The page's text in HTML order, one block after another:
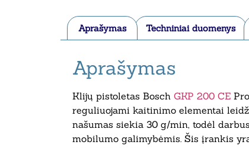
Aprašymas Techniniai duomenys
Aprašymas
Klijų pistoletas Bosch GKP 200 CE
reguliuojami kaitinimo elementai
našumas siekia 30 g/min, todėl
mobilumo galimybėmis. Šis įrankis